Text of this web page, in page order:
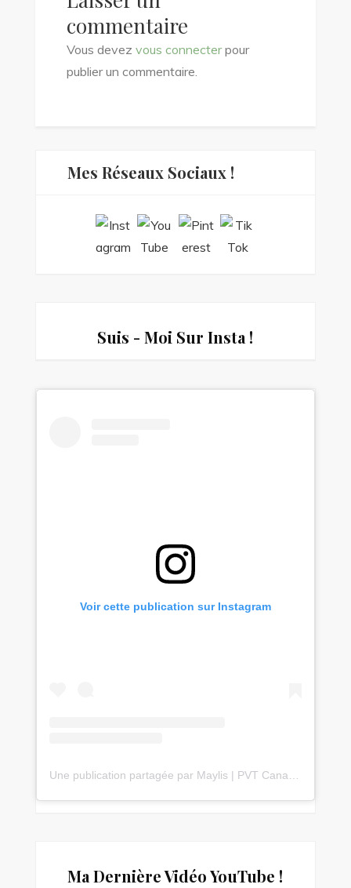
commentaire
Vous devez vous connecterpour
publier un commentaire.
Mes Réseaux Sociaux !
Suis - Moi Sur Insta !
Voir cette publication sur Instagram
Ma Dernière Vidéo YouTube !